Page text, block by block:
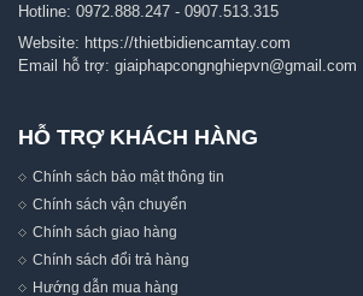
Hotline: 0972.888.247 - 0907.513.315
Website: https://thietbidiencamtay.com
Email hỗ trợ: giaiphapcongnghiepvn@gmail.com
HỖ TRỢ KHÁCH HÀNG
Chính sách bảo mật thông tin
Chính sách vận chuyển
Chính sách giao hàng
Chính sách đổi trả hàng
Hướng dẫn mua hàng